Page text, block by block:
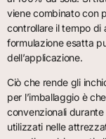
viene combinato con
controllare il tempo di
formulazione esatta
dell’applicazione.
Ciò che rende gli
per l’imballaggio è
convenzionali
utilizzati nelle